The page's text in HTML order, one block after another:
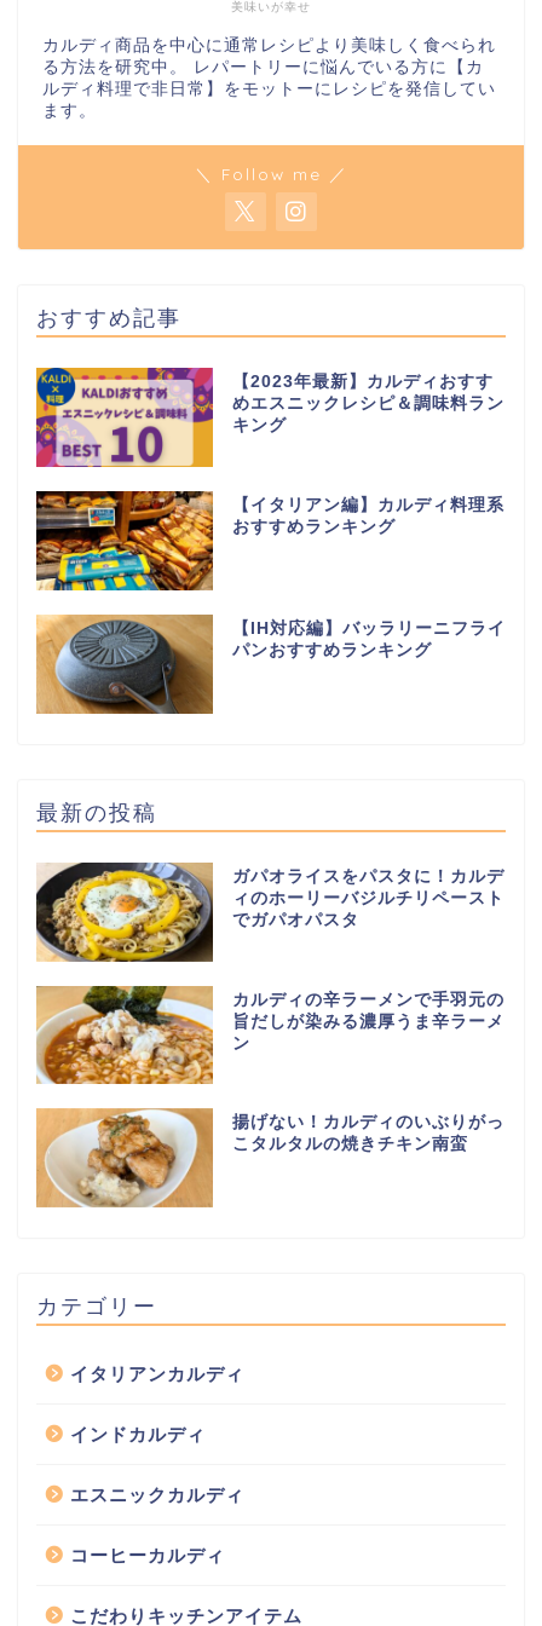
美味いが幸せ
カルディ商品を中心に通常レシピより美味しく食べられ
る方法を研究中。 レパートリーに悩んでいる方に【カ
ルディ料理で非日常】をモットーにレシピを発信してい
ます。
＼ Follow me ／
おすすめ記事
【2023年最新】カルディおすす
めエスニックレシピ＆調味料ラン
キング
【イタリアン編】カルディ料理系
おすすめランキング
【IH対応編】バッラリーニフライ
パンおすすめランキング
最新の投稿
ガパオライスをパスタに！カルデ
ィのホーリーバジルチリペースト
でガパオパスタ
カルディの辛ラーメンで手羽元の
旨だしが染みる濃厚うま辛ラーメ
ン
揚げない！カルディのいぶりがっ
こタルタルの焼きチキン南蛮
カテゴリー
イタリアンカルディ
インドカルディ
エスニックカルディ
コーヒーカルディ
こだわりキッチンアイテム